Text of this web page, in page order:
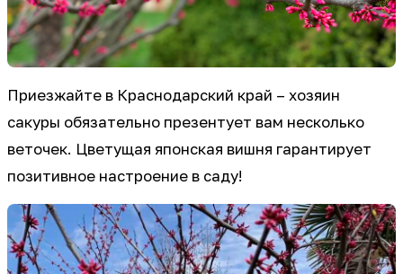
Приезжайте в Краснодарский край – хозяин
сакуры обязательно презентует вам несколько
веточек. Цветущая японская вишня гарантирует
позитивное настроение в саду!